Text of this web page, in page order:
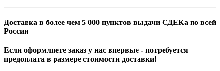
Доставка в более чем 5 000 пунктов выдачи СДЕКа по всей
России
Если оформляете заказ у нас впервые - потребуется
предоплата в размере стоимости доставки!